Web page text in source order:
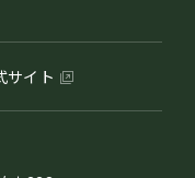
サイト